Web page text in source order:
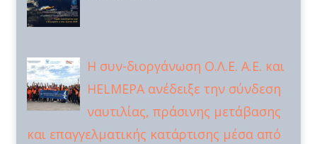
Η συν-διοργάνωση Ο.Λ.Ε. Α.Ε. και
HELMEPA ανέδειξε την σύνδεση
ναυτιλίας, πράσινης μετάβασης
και επαγγελματικής κατάρτισης μέσα από